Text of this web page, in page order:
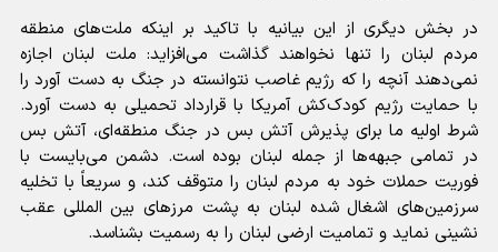
در بخش دیگری از این بیانیه با تاکید بر اینکه ملت‌های منطقه
مردم لبنان را تنها نخواهند گذاشت می‌افزاید: ملت لبنان اجازه
نمی‌دهند آنچه را که رژیم غاصب نتوانسته در جنگ به دست آورد را
با حمایت رژیم کودک‌کش آمریکا با قرارداد تحمیلی به دست آورد.
شرط اولیه ما برای پذیرش آتش بس در جنگ منطقه‌ای، آتش بس
در تمامی جبهه‌ها از جمله لبنان بوده است. دشمن می‌بایست با
فوریت حملات خود به مردم لبنان را متوقف کند، و سریعاً با تخلیه
سرزمین‌های اشغال شده لبنان به پشت مرز‌های بین المللی عقب
نشینی نماید و تمامیت ارضی لبنان را به رسمیت بشناسد.